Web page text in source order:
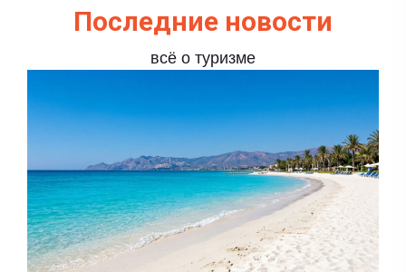
Последние новости
всё о туризме